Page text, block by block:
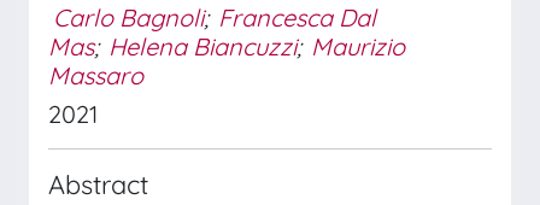
Carlo Bagnoli; Francesca Dal
Mas; Helena Biancuzzi; Maurizio
Massaro
2021
Abstract